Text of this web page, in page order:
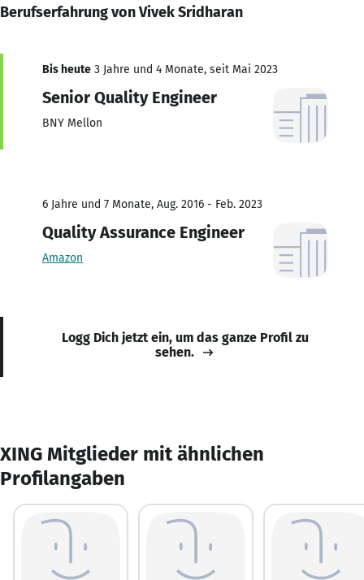
Berufserfahrung von Vivek Sridharan
Bis heute 3 Jahre und 4 Monate, seit Mai 2023
Senior Quality Engineer
BNY Mellon
6 Jahre und 7 Monate, Aug. 2016 - Feb. 2023
Quality Assurance Engineer
Amazon
Logg Dich jetzt ein, um das ganze Profil zu
sehen.
XING Mitglieder mit ähnlichen
Profilangaben